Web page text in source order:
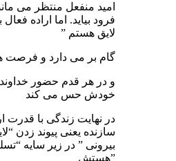
امید منفعل منتظر می
فرود بیاید. اما اراده
لایق هستم ”
گام بر می دارد و فرصت
و در هر قدم حضور
خودش حس می کند
در نهایت زندگی با قدرت
سازنده یعنی پیوند زدن
بیرونی ” در زیر سایه
”هستش